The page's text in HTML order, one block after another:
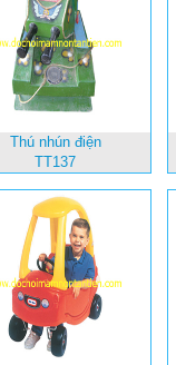
Thú nhún điện
TT137